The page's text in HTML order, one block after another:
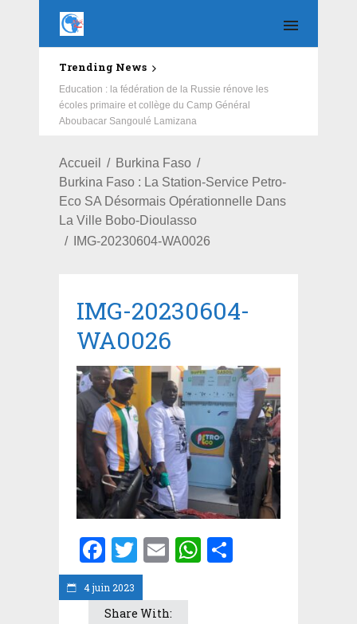
Trending News
Salubrité: African Initiative et ses partenaires redonnent
un nouveau visage au CSPS de Cissin 17
Education : la fédération de la Russie rénove les
écoles primaire et collège du Camp Général
Aboubacar Sangoulé Lamizana
Accueil
Burkina Faso
Burkina Faso : La Station-Service Petro-
Eco SA Désormais Opérationnelle Dans
La Ville Bobo-Dioulasso
IMG-20230604-WA0026
4 juin 2023
IMG-20230604-
WA0026
Facebook
Twitter
EmailWhatsApp
Share With: